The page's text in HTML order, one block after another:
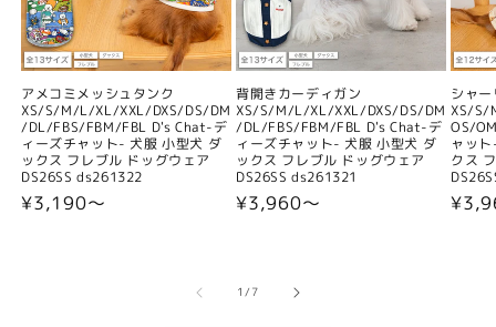
アメコミメッシュタンク
XS/S/M/L/XL/XXL/DXS/DS/DM
/DL/FBS/FBM/FBL D's Chat-デ
ィーズチャット- 犬服 小型犬 ダ
ックス フレブル ドッグウェア
DS26SS ds261322
通
¥3,190〜
背開きカーディガン
XS/S/M/L/XL/XXL/DXS/DS/DM
/DL/FBS/FBM/FBL D's Chat-デ
ィーズチャット- 犬服 小型犬 ダ
ックス フレブル ドッグウェア
DS26SS ds261321
通
¥3,960〜
シャ
XS/
OS/
ャッ
クス
通
1/の
7